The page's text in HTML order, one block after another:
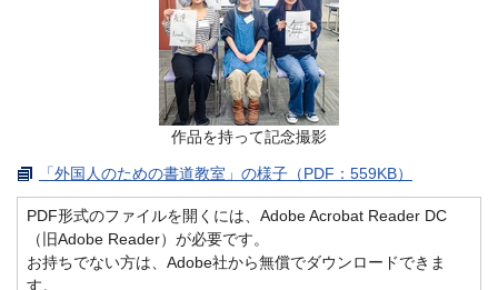
作品を持って記念撮影
「外国人のための書道教室」の様子（PDF：559KB）
PDF形式のファイルを開くには、Adobe Acrobat Reader DC
（旧Adobe Reader）が必要です。
お持ちでない方は、Adobe社から無償でダウンロードできま
す。